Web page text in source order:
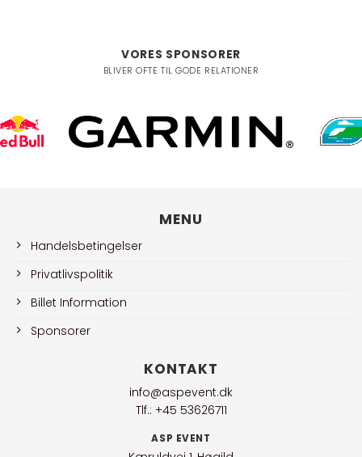
VORES SPONSORER
BLIVER OFTE TIL GODE RELATIONER
MENU
Handelsbetingelser
Privatlivspolitik
Billet Information
Sponsorer
KONTAKT
info@aspevent.dk
Tlf.: +45 53626711
ASP EVENT